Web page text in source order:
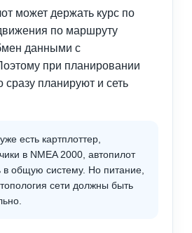
может держать курс по
по маршруту
данными с
при планировании
сразу планируют и сеть
есть картплоттер,
в NMEA 2000, автопилот
в общую систему. Но питание,
сети должны быть